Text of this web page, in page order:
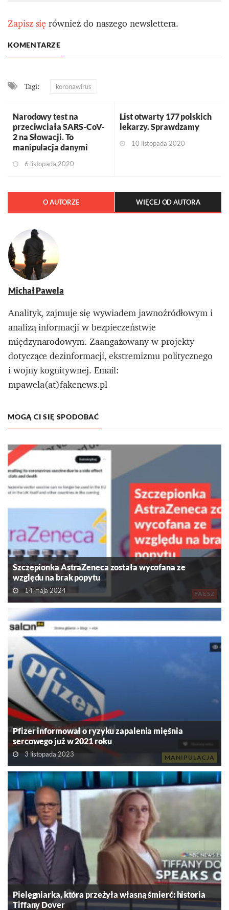
Zapisz sięrównież do naszego newslettera.
KOMENTARZE
Tagi: koronawirus
Narodowy test na
przeciwciała SARS-CoV-
2 na Słowacji. To
manipulacja danymi
6 listopada 2020
List otwarty 177 polskich
lekarzy. Sprawdzamy
10 listopada 2020
O AUTORZE WIĘCEJ OD AUTORA
Michał Pawela
Analityk, zajmuje się wywiadem jawnoźródłowym i
analizą informacji w bezpieczeństwie
międzynarodowym. Zaangażowany w projekty
dotyczące dezinformacji, ekstremizmu politycznego
i wojny kognitywnej. Email:
mpawela(at)fakenews.pl
MOGĄ CI SIĘ SPODOBAĆ
FAŁSZ
Szczepionka AstraZeneca została wycofana ze
względu na brak popytu
14 maja 2024
MANIPULACJA
Pfizer informował o ryzyku zapalenia mięśnia
sercowego już w 2021 roku
3 listopada 2023
Pielęgniarka, która przeżyła własną śmierć: historia
Tiffany Dover